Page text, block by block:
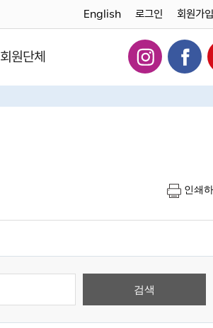
English 로그인 회원가입
회원단체
인쇄